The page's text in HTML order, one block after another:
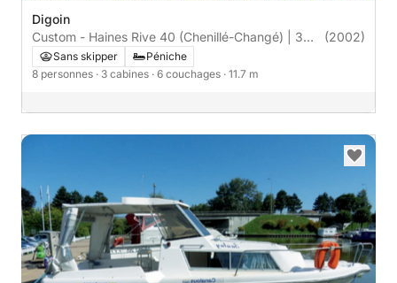
Digoin
Custom - Haines Rive 40 (Chenillé-Changé) | 3
cabines
(2002)
Sans skipper
Péniche
8 personnes · 3 cabines · 6 couchages · 11.7 m